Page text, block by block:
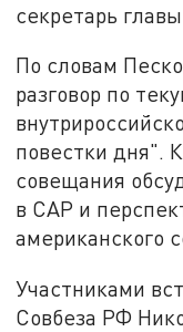
секретарь
По словам
разговор по
повестки дня".
совещания
в САР и
американского
Участниками
Совбеза РФ